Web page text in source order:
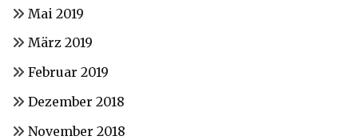
Mai 2019
März 2019
Februar 2019
Dezember 2018
November 2018